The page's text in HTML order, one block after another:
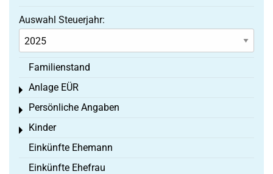
Auswahl Steuerjahr:
Familienstand
Anlage EÜR
Toggle menu
Persönliche Angaben
Toggle menu
Kinder
Toggle menu
Einkünfte Ehemann
Einkünfte Ehefrau